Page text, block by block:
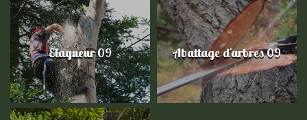
Elagueur 09 Abattage d'arbres 09